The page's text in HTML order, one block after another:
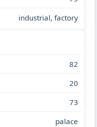
industrial, factory
82
20
73
palace